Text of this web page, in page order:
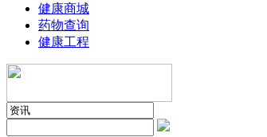
健康商城
药物查询
健康工程